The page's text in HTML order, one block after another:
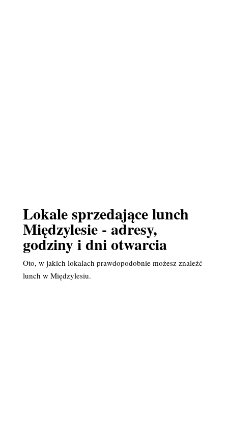
Lokale sprzedające lunch
Międzylesie - adresy,
godziny i dni otwarcia
Oto, w jakich lokalach prawdopodobnie możesz znaleźć
lunch w Międzylesiu.